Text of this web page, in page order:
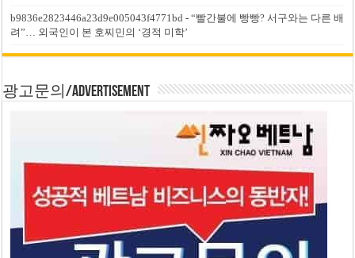
b9836e2823446a23d9e005043f4771bd -“빨간불에 빵빵? 서구와는 다른 배
려”… 외국인이 본 호찌민의 ‘경적 미학’
광고문의/Advertisement